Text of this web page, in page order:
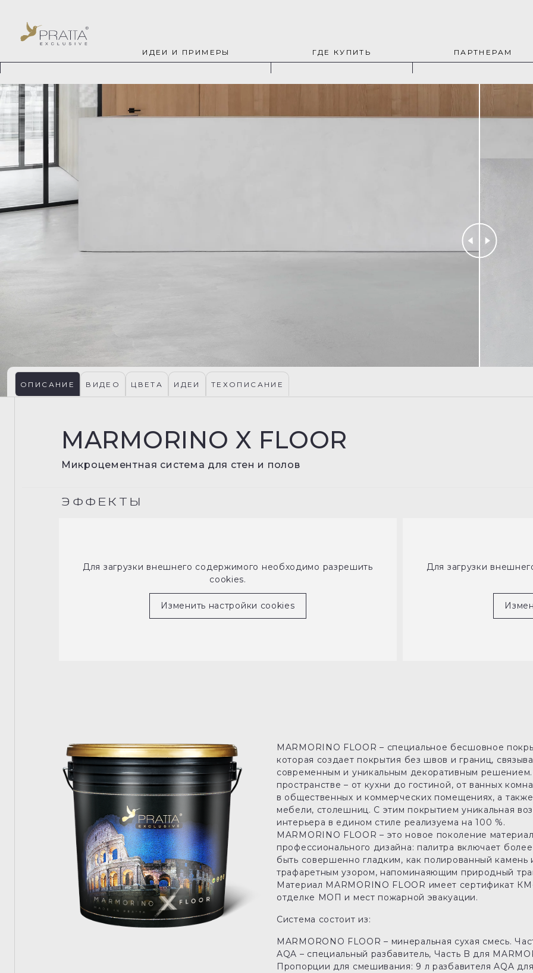
ИДЕИ И ПРИМЕРЫ ГДЕ КУПИТЬ ПАРТНЕРАМ
ОПИСАНИЕ ВИДЕО ЦВЕТА ИДЕИ ТЕХОПИСАНИЕ
MARMORINO X FLOOR
Микроцементная система для стен и полов
ЭФФЕКТЫ
Для загрузки внешнего содержимого необходимо разрешить
cookies.
Изменить настройки cookies
Для загрузки
MARMORINO FLOOR – специальное бесшовное
которая создает покрытия без швов и границ,
современным и уникальным декоративным
пространстве – от кухни до гостиной, от ванных
в общественных и коммерческих помещениях, а
мебели, столешниц. С этим покрытием уникальная
интерьера в едином стиле реализуема на 100 %.
MARMORINO FLOOR – это новое поколение
профессионального дизайна: палитра включает
быть совершенно гладким, как полированный
трафаретным узором, напоминаяющим природный
Материал MARMORINO FLOOR имеет сертификат
отделке МОП и мест пожарной эвакуации.
Система состоит из:
MARMORONO FLOOR – минеральная сухая смесь.
AQA – специальный разбавитель, Часть B для
Пропорции для смешивания: 9 л разбавителя AQA